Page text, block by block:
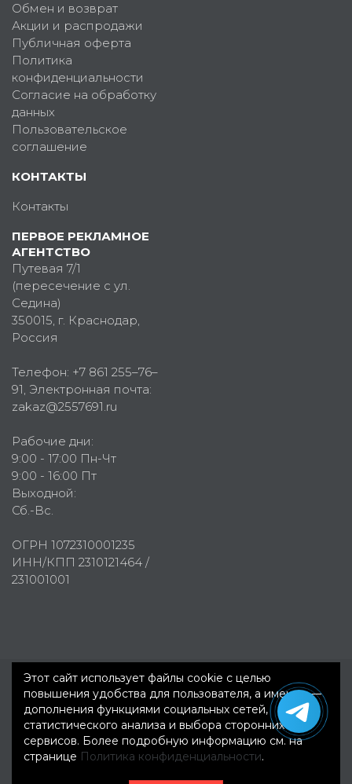
Обмен и возврат
Акции и распродажи
Публичная оферта
Политика
конфиденциальности
Согласие на обработку
данных
Пользовательское
соглашение
КОНТАКТЫ
Контакты
ПЕРВОЕ РЕКЛАМНОЕ
АГЕНТСТВО
Путевая 7/1
(пересечение с ул.
Седина)
350015, г. Краснодар,
Россия
Телефон: +7 861 255–76–
91, Электронная почта:
zakaz@2557691.ru
Рабочие дни:
9:00 - 17:00 Пн-Чт
9:00 - 16:00 Пт
Выходной:
Сб.-Вс.
ОГРН 1072310001235
ИНН/КПП 2310121464 /
231001001
Первое рекламное агентство © 2007-2026
Этот сайт использует файлы cookie с целью
повышения удобства для пользователя, а именно —
дополнения функциями социальных сетей,
статистического анализа и выбора сторонних
сервисов. Более подробную информацию см. на
странице Политика конфиденциальности.